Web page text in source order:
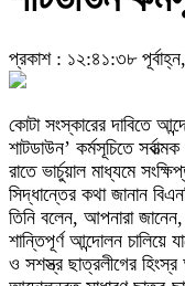
প্রকাশ : ১২:৪১:৩৮
কোটা সংস্কারের দাবিতে
শাটডাউন’ কর্মসূচিতে
রাতে ভার্চুয়াল মাধ্যমে
সিদ্ধান্তের কথা জানান
তিনি বলেন, আপনারা জানেন,
শান্তিপূর্ণ আন্দোলন চালিয়ে
ও সশস্ত্র ছাত্রলীগের